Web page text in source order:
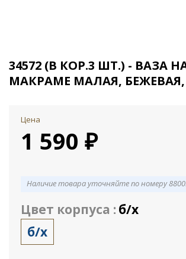
34572 (В КОР.3 ШТ.) - ВАЗА
МАКРАМЕ МАЛАЯ,
Цена
1 590 ₽
Наличие товара уточняйте по номеру
Цвет корпуса : б/х
б/х